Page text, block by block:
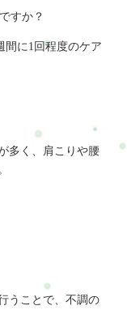
すか？
間に1回程度のケア
多く、肩こりや腰
うことで、不調の